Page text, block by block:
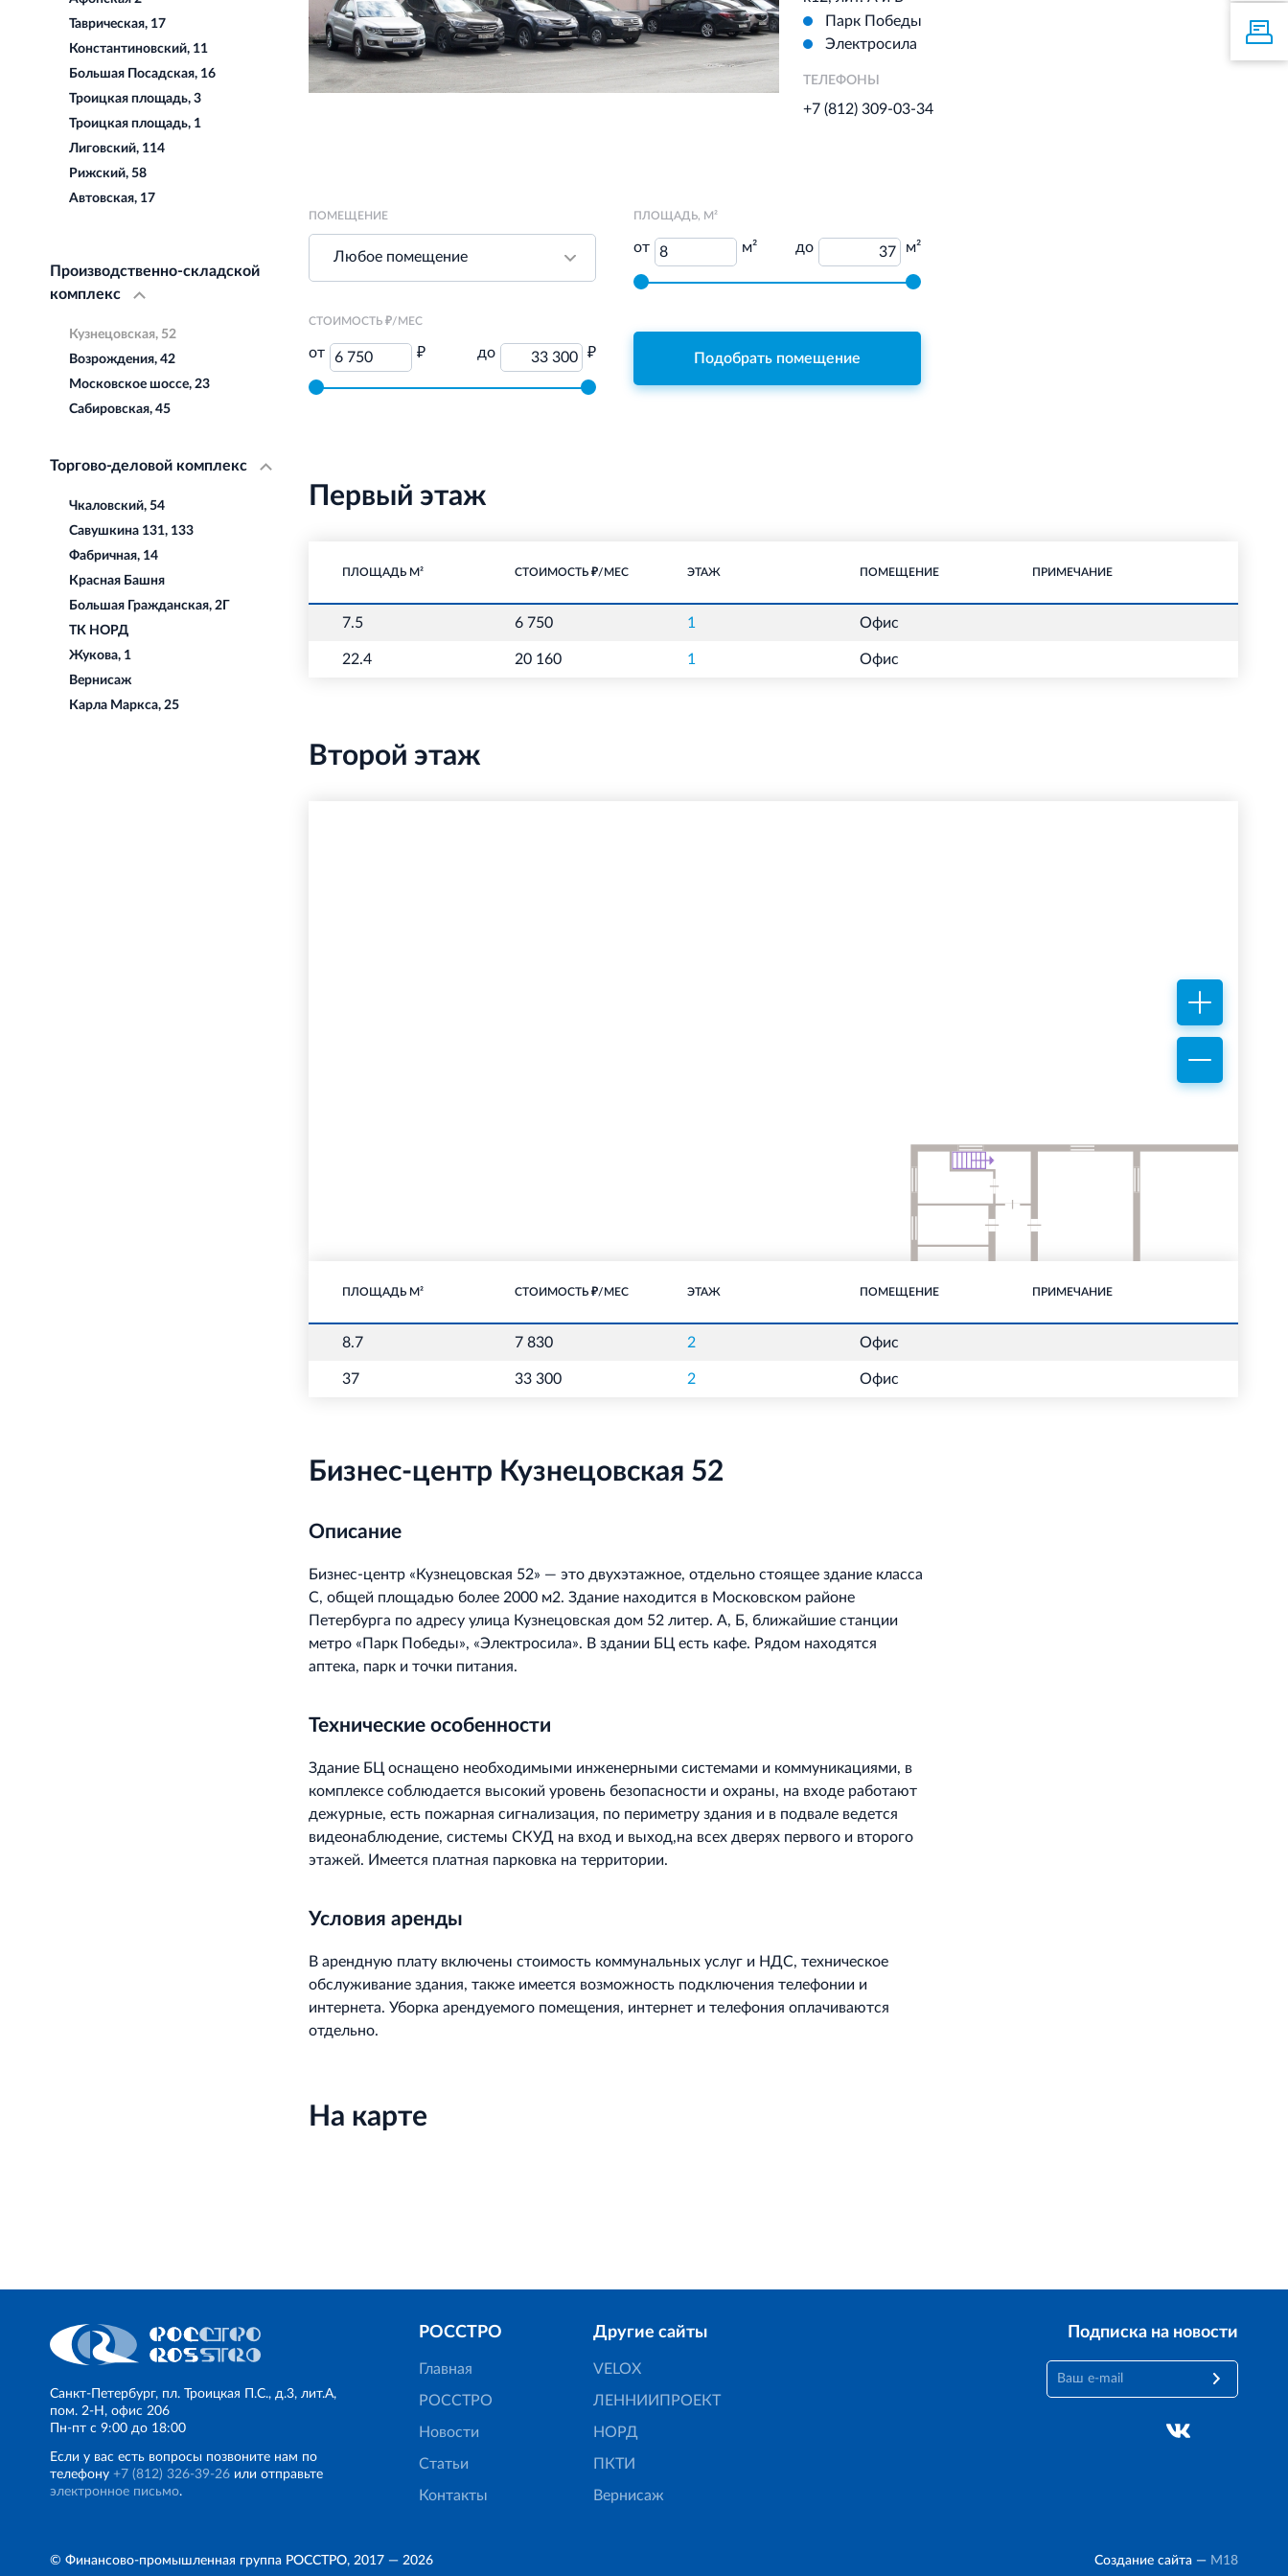
Таврическая, 17
Константиновский, 11
Большая Посадская, 16
Троицкая площадь, 3
Троицкая площадь, 1
Лиговский, 114
Рижский, 58
Автовская, 17
Производственно-складской
комплекс
Кузнецовская, 52
Возрождения, 42
Московское шоссе, 23
Сабировская, 45
Торгово-деловой комплекс
Чкаловский, 54
Савушкина 131, 133
Фабричная, 14
Красная Башня
Большая Гражданская, 2Г
ТК НОРД
Жукова, 1
Вернисаж
Карла Маркса, 25
Парк Победы
Электросила
ТЕЛЕФОНЫ
+7 (812) 309-03-34
ПОМЕЩЕНИЕ ПЛОЩАДЬ, М²
от 8 м² до 37 м²
СТОИМОСТЬ ₽/МЕС
от 6 750 ₽ до 33 300 ₽ Подобрать помещение
Первый этаж
ПЛОЩАДЬ М² СТОИМОСТЬ ₽/МЕС ЭТАЖ ПОМЕЩЕНИЕ ПРИМЕЧАНИЕ
7.5 6 750 1 Офис
22.4 20 160 1 Офис
Второй этаж
ПЛОЩАДЬ М² СТОИМОСТЬ ₽/МЕС ЭТАЖ ПОМЕЩЕНИЕ ПРИМЕЧАНИЕ
8.7 7 830 2 Офис
37 33 300 2 Офис
Бизнес-центр Кузнецовская 52
Описание
Бизнес-центр «Кузнецовская 52» — это двухэтажное, отдельно стоящее здание класса
С, общей площадью более 2000 м2. Здание находится в Московском районе
Петербурга по адресу улица Кузнецовская дом 52 литер. А, Б, ближайшие станции
метро «Парк Победы», «Электросила». В здании БЦ есть кафе. Рядом находятся
аптека, парк и точки питания.
Технические особенности
Здание БЦ оснащено необходимыми инженерными системами и коммуникациями, в
комплексе соблюдается высокий уровень безопасности и охраны, на входе работают
дежурные, есть пожарная сигнализация, по периметру здания и в подвале ведется
видеонаблюдение, системы СКУД на вход и выход,на всех дверях первого и второго
этажей. Имеется платная парковка на территории.
Условия аренды
В арендную плату включены стоимость коммунальных услуг и НДС, техническое
обслуживание здания, также имеется возможность подключения телефонии и
интернета. Уборка арендуемого помещения, интернет и телефония оплачиваются
отдельно.
На карте
Санкт‐Петербург, пл. Троицкая П.С., д.3, лит.А,
пом. 2-Н, офис 206
Пн‐пт с 9:00 до 18:00
Если у вас есть вопросы позвоните нам по
телефону +7 (812) 326‐39‐26 или отправьте
электронное письмо.
РОССТРО
Главная
РОССТРО
Новости
Статьи
Контакты
Другие сайты
VELOX
ЛЕННИИПРОЕКТ
НОРД
ПКТИ
Вернисаж
Подписка на новости
© Финансово‐промышленная группа РОССТРО, 2017 — 2026 Создание сайта — M18